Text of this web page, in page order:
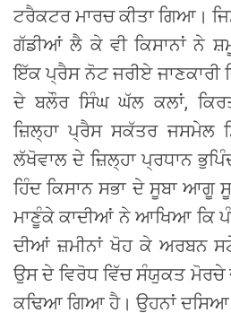
ਟਰੈਕਟਰ ਮਾਰਚ ਕੀਤਾ ਗਿਆ।
ਗੱਡੀਆਂ ਲੈ ਕੇ ਵੀ ਕਿਸਾਨਾਂ ਨੇ
ਇੱਕ ਪ੍ਰੈਸ ਨੋਟ ਜਰੀਏ ਜਾਣਕਾਰੀ
ਦੇ ਬਲੌਰ ਸਿੰਘ ਘੱਲ ਕਲਾਂ,
ਜ਼ਿਲ੍ਹਾ ਪ੍ਰੈਸ ਸਕੱਤਰ ਜਸਮੇਲ
ਲੱਖੋਵਾਲ ਦੇ ਜ਼ਿਲ੍ਹਾ ਪ੍ਰਧਾਨ
ਹਿੰਦ ਕਿਸਾਨ ਸਭਾ ਦੇ ਸੂਬਾ ਆਗੂ
ਮਾਣੂੰਕੇ ਕਾਦੀਆਂ ਨੇ ਆਖਿਆ ਕਿ
ਦੀਆਂ ਜ਼ਮੀਨਾਂ ਖੋਹ ਕੇ ਅਰਬਨ
ਉਸ ਦੇ ਵਿਰੋਧ ਵਿੱਚ ਸੰਯੁਕਤ ਮੋਰਚੇ
ਕਢਿਆ ਗਿਆ ਹੈ। ਉਹਨਾਂ ਦਸਿਆ